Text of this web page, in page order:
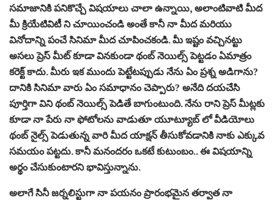
సమాజానికి పనికొచ్చే విషయాలు చాలా ఉన్నాయి, అలాంటివాటి మీద
మీ క్రియేటివిటీ ని చూయించండి అంతే కానీ నా మీద మరియు
వినోదాన్ని పంచే సినిమా మీద చూపించకండి. మీ ఇష్టం వచ్చినట్టు
అసలు ప్రెస్ మీట్ కూడా వినకుండా థంబ్ నెయిల్స్ పెట్టడం ఏమాత్రం
కరెక్ట్ కాదు. మీరు ఇక ముందు పెట్టేటప్పుడు నేను ఏం ప్రశ్న అడిగాను?
దానికి సినిమా వారు ఏం సమాధానం చెప్పారు? అనేది దయచేసి
పూర్తిగా విని థంబ్ నెయిల్స్ పెడితే బాగుంటుంది. నేను రాని ప్రెస్ మీట్లకు
కూడా నా పేరు నా ఫోటోలను వాడుతూ యూట్యూబ్ లో వీడియోలు
థంబ్ నైల్స్ పెడుతున్న వారి మీద యాక్షన్ తీసుకోవడానికి నాకు ఎక్కువ
సమయం పట్టదు. కానీ మనందరం ఒకటే కుటుంబం.. ఈ విషయాన్ని
అర్థం చేసుకుంటారని భావిస్తున్నాను.
అలాగే సినీ జర్నలిస్టుగా నా పయనం ప్రారంభమైన తర్వాత నా